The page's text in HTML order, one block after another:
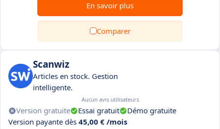
En savoir plus
Comparer
Scanwiz
Articles en stock. Gestion
intelligente.
Aucun avis utilisateurs
Version gratuite Essai gratuit
Démo gratuite
Version payante dès 45,00 € /mois